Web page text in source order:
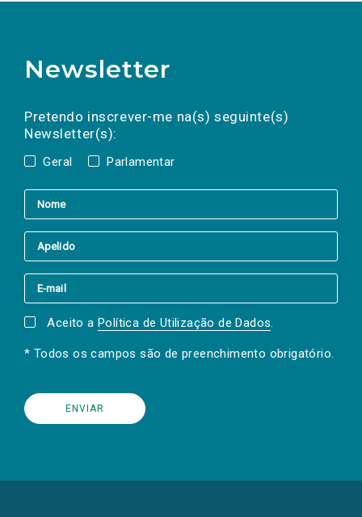
Newsletter
Pretendo inscrever-me na(s) seguinte(s)
Newsletter(s):
Geral Parlamentar
a(s) newsletter(s).
mail
Aceito a Política de Utilização de Dados.
* Todos os campos são de preenchimento obrigatório.